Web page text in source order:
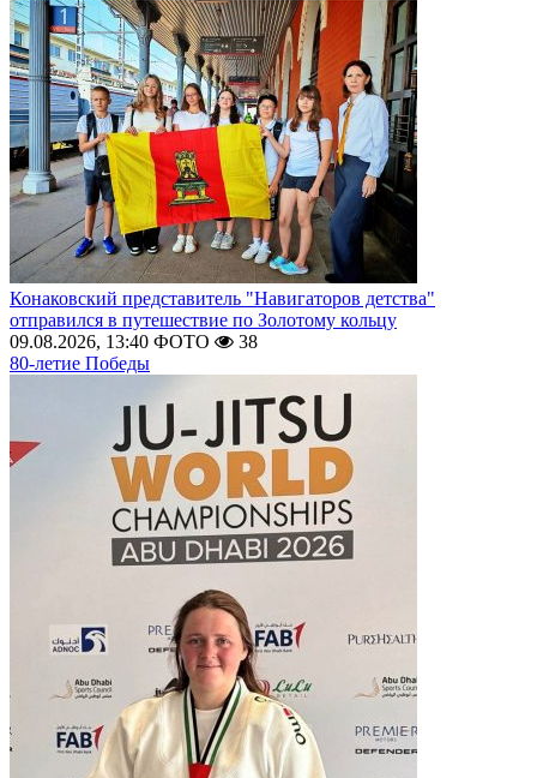
Конаковский представитель "Навигаторов детства"
отправился в путешествие по Золотому кольцу
09.08.2026, 13:40 ФОТО
38
80-летие Победы